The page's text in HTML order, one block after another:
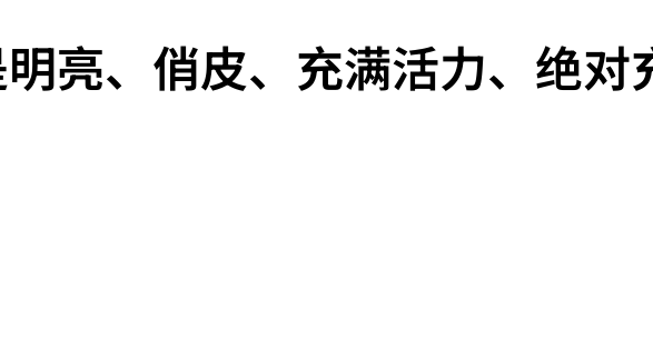
亮、俏皮、充满活力、绝